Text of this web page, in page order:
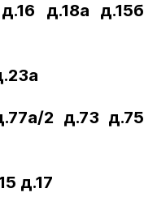
д.18а д.15б
2 д.73 д.75
д.17